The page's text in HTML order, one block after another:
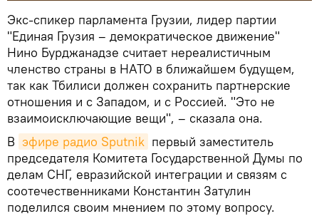
Экс-спикер парламента Грузии, лидер партии
"Единая Грузия – демократическое движение"
Нино Бурджанадзе считает нереалистичным
членство страны в НАТО в ближайшем будущем,
так как Тбилиси должен сохранить партнерские
отношения и с Западом, и с Россией. "Это не
взаимоисключающие вещи", – сказала она.
В эфире радио Sputnik первый заместитель
председателя Комитета Государственной Думы по
делам СНГ, евразийской интеграции и связям с
соотечественниками Константин Затулин
поделился своим мнением по этому вопросу.